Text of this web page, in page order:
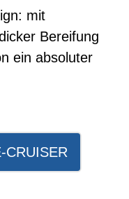
mit
Bereifung
ein absoluter
CRUISER